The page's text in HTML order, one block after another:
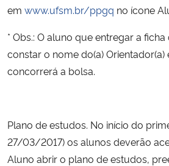
em www.ufsm.br/ppgq no ícone
* Obs.: O aluno que entregar a
constar o nome do(a) Orientador(a)
concorrerá a bolsa.
Plano de estudos. No início do
27/03/2017) os alunos deverão
Aluno abrir o plano de estudos,